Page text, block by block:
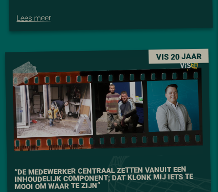
Lees meer
VIS 20 JAAR
“DE MEDEWERKER CENTRAAL ZETTEN VANUIT EEN
INHOUDELIJK COMPONENT; DAT KLONK MIJ IETS TE
MOOI OM WAAR TE ZIJN”